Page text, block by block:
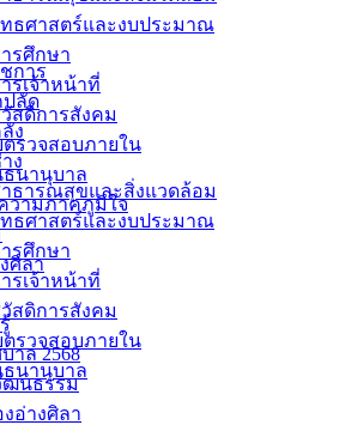
ธศาสตร์และงบประมาณ
รศึกษา
รเจ้าหน้าที่
สดิการสังคม
รวจสอบภายใน
นานุบาล
วามภาคภูมิใจ
ศิลา
าล 2568
ฒนธรรม
งอ่างศิลา
การ
ปลัด
ง
ง
ธารณสุขและสิ่งแวดล้อม
ธศาสตร์และงบประมาณ
รศึกษา
รเจ้าหน้าที่
สดิการสังคม
รวจสอบภายใน
นานุบาล
ารัช ตำบลอ่างศิลา อำเภอเมืองชลบุรี